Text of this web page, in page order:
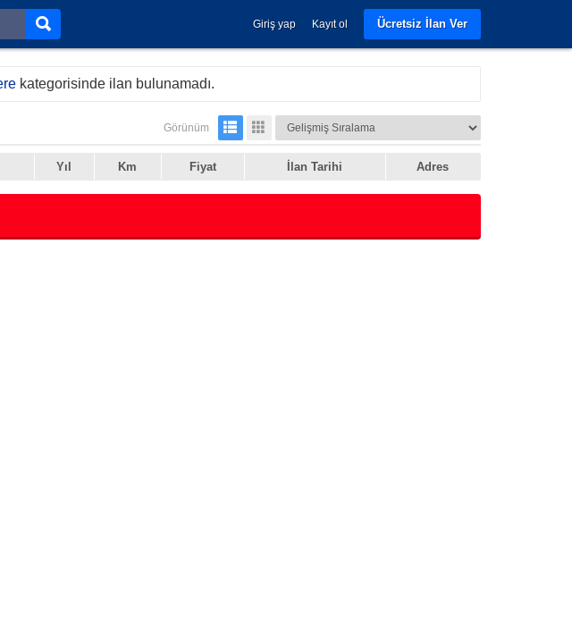
Giriş yap Kayıt ol Ücretsiz İlan Ver
kategorisinde ilan bulunamadı.
Görünüm
Yıl Km Fiyat İlan Tarihi Adres